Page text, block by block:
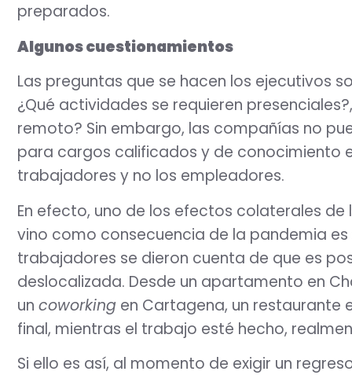
preparados.
Algunos cuestionamientos
Las preguntas que se hacen los ejecutivos
¿Qué actividades se requieren
remoto? Sin embargo, las compañías no
para cargos calificados y de conocimiento
trabajadores y no los empleadores.
En efecto, uno de los efectos colaterales
vino como consecuencia de la pandemia
trabajadores se dieron cuenta de que es
deslocalizada. Desde un apartamento en
un coworking en Cartagena, un restaurante
final, mientras el trabajo esté hecho,
Si ello es así, al momento de exigir un